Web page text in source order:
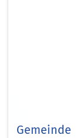
Gemeinde